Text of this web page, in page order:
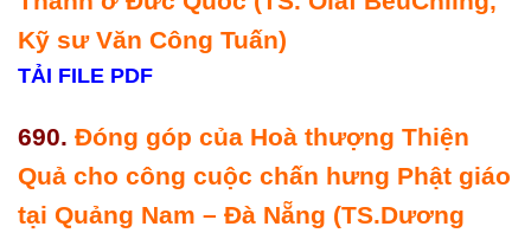
Kỹ sư Văn Công Tuấn)
TẢI FILE PDF
690. Đóng góp của Hoà thượng Thiện
Quả cho công cuộc chấn hưng Phật giáo
tại Quảng Nam – Đà Nẵng (TS.Dương